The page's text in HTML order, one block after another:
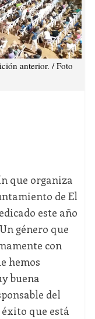
anterior. / Foto
que organiza
de El
este año
género que
con
hemos
buena
del
que está